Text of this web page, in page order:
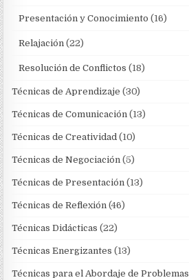
Presentación y Conocimiento (16)
Relajación (22)
Resolución de Conflictos (18)
Técnicas de Aprendizaje (30)
Técnicas de Comunicación (13)
Técnicas de Creatividad (10)
Técnicas de Negociación (5)
Técnicas de Presentación (13)
Técnicas de Reflexión (46)
Técnicas Didácticas (22)
Técnicas Energizantes (13)
Técnicas para el Abordaje de Problemas